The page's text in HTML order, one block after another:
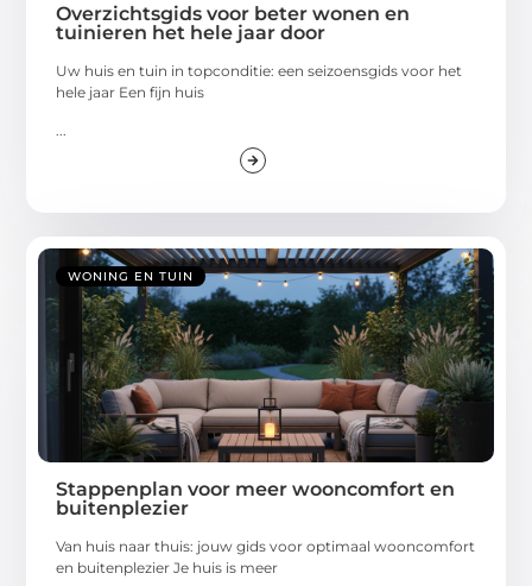
Overzichtsgids voor beter wonen en
tuinieren het hele jaar door
Uw huis en tuin in topconditie: een seizoensgids voor het
hele jaar Een fijn huis
...
WONING EN TUIN
Stappenplan voor meer wooncomfort en
buitenplezier
Van huis naar thuis: jouw gids voor optimaal wooncomfort
en buitenplezier Je huis is meer